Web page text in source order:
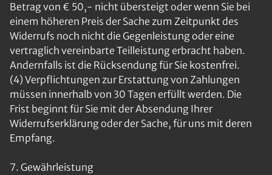
Betrag von € 50,- nicht übersteigt oder wenn Sie bei
einem höheren Preis der Sache zum Zeitpunkt des
Widerrufs noch nicht die Gegenleistung oder eine
vertraglich vereinbarte Teilleistung erbracht haben.
Andernfalls ist die Rücksendung für Sie kostenfrei.
(4) Verpflichtungen zur Erstattung von Zahlungen
müssen innerhalb von 30 Tagen erfüllt werden. Die
Frist beginnt für Sie mit der Absendung Ihrer
Widerrufserklärung oder der Sache, für uns mit deren
Empfang.
7. Gewährleistung